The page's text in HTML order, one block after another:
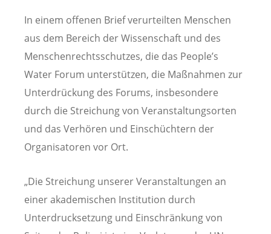
In einem offenen Brief verurteilten Menschen
aus dem Bereich der Wissenschaft und des
Menschenrechtsschutzes, die das People’s
Water Forum unterstützen, die Maßnahmen zur
Unterdrückung des Forums, insbesondere
durch die Streichung von Veranstaltungsorten
und das Verhören und Einschüchtern der
Organisatoren vor Ort.
„Die Streichung unserer Veranstaltungen an
einer akademischen Institution durch
Unterdrucksetzung und Einschränkung von